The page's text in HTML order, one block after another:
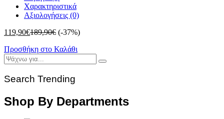
Χαρακτηριστικά
Αξιολογήσεις (0)
119,90€189,90€ (-37%)
Προσθήκη στο Καλάθι
Search Trending
Shop By Departments